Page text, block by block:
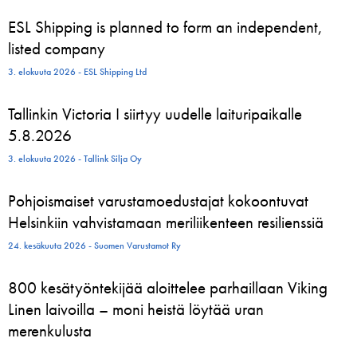
ESL Shipping is planned to form an independent,
listed company
3. elokuuta 2026 - ESL Shipping Ltd
Tallinkin Victoria I siirtyy uudelle laituripaikalle
5.8.2026
3. elokuuta 2026 - Tallink Silja Oy
Pohjoismaiset varustamoedustajat kokoontuvat
Helsinkiin vahvistamaan meriliikenteen resilienssiä
24. kesäkuuta 2026 - Suomen Varustamot Ry
800 kesätyöntekijää aloittelee parhaillaan Viking
Linen laivoilla – moni heistä löytää uran
merenkulusta